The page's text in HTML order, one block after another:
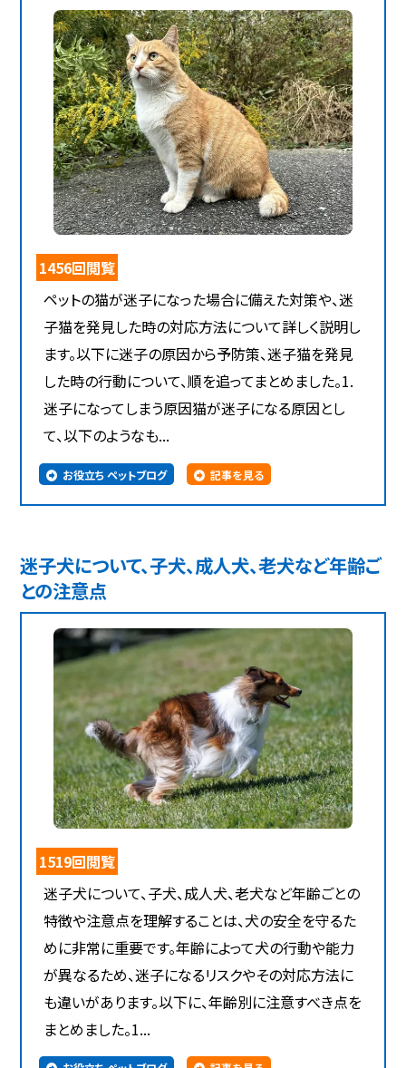
1456回閲覧
ペットの猫が迷子になった場合に備えた対策や、迷
子猫を発見した時の対応方法について詳しく説明し
ます。以下に迷子の原因から予防策、迷子猫を発見
した時の行動について、順を追ってまとめました。1.
迷子になってしまう原因猫が迷子になる原因とし
て、以下のようなも...
お役立ち ペットブログ 記事を見る
迷子犬について、子犬、成人犬、老犬など年齢ご
との注意点
1519回閲覧
迷子犬について、子犬、成人犬、老犬など年齢ごとの
特徴や注意点を理解することは、犬の安全を守るた
めに非常に重要です。年齢によって犬の行動や能力
が異なるため、迷子になるリスクやその対応方法に
も違いがあります。以下に、年齢別に注意すべき点を
まとめました。1...